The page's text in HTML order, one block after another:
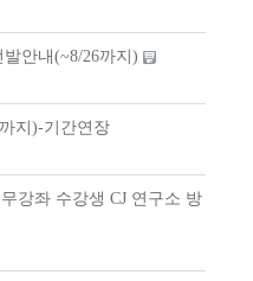
안내(~8/26까지)
지)-기간연장
강좌 수강생 CJ 연구소 방